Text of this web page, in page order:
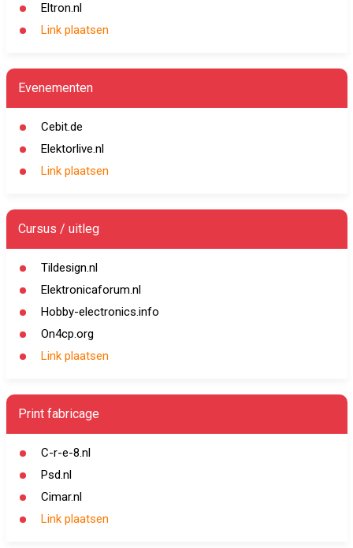
Eltron.nl
Link plaatsen
Evenementen
Cebit.de
Elektorlive.nl
Link plaatsen
Cursus / uitleg
Tildesign.nl
Elektronicaforum.nl
Hobby-electronics.info
On4cp.org
Link plaatsen
Print fabricage
C-r-e-8.nl
Psd.nl
Cimar.nl
Link plaatsen